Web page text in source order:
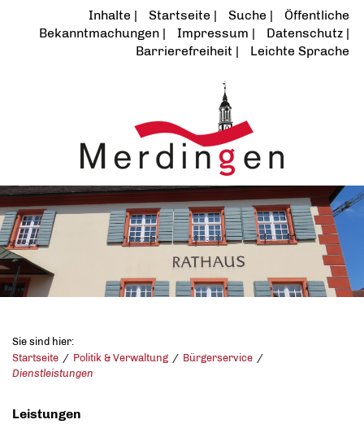
Inhalte Startseite Suche
Öffentliche
Bekanntmachungen
Impressum
Datenschutz
Barrierefreiheit
Leichte Sprache
Sie sind hier:
Startseite
Politik & Verwaltung
Bürgerservice
Dienstleistungen
Leistungen